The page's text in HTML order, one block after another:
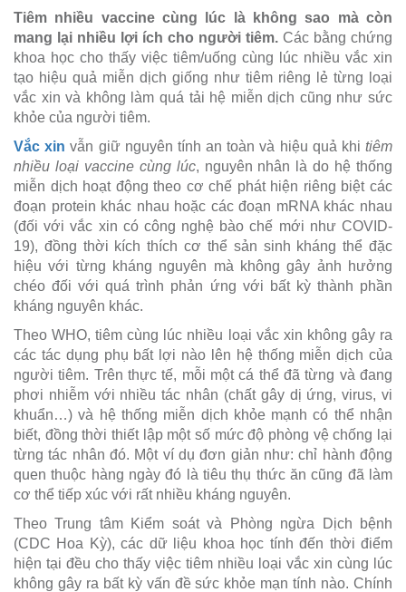
Tiêm nhiều vaccine cùng lúc là không sao mà còn
mang lại nhiều lợi ích cho người tiêm. Các bằng chứng
khoa học cho thấy việc tiêm/uống cùng lúc nhiều vắc xin
tạo hiệu quả miễn dịch giống như tiêm riêng lẻ từng loại
vắc xin và không làm quá tải hệ miễn dịch cũng như sức
khỏe của người tiêm.
Vắc xin vẫn giữ nguyên tính an toàn và hiệu quả khitiêm
nhiều loại vaccine cùng lúc, nguyên nhân là do hệ thống
miễn dịch hoạt động theo cơ chế phát hiện riêng biệt các
đoạn protein khác nhau hoặc các đoạn mRNA khác nhau
(đối với vắc xin có công nghệ bào chế mới như COVID-
19), đồng thời kích thích cơ thể sản sinh kháng thể đặc
hiệu với từng kháng nguyên mà không gây ảnh hưởng
chéo đối với quá trình phản ứng với bất kỳ thành phần
kháng nguyên khác.
Theo WHO, tiêm cùng lúc nhiều loại vắc xin không gây ra
các tác dụng phụ bất lợi nào lên hệ thống miễn dịch của
người tiêm. Trên thực tế, mỗi một cá thể đã từng và đang
phơi nhiễm với nhiều tác nhân (chất gây dị ứng, virus, vi
khuẩn…) và hệ thống miễn dịch khỏe mạnh có thể nhận
biết, đồng thời thiết lập một số mức độ phòng vệ chống lại
từng tác nhân đó. Một ví dụ đơn giản như: chỉ hành động
quen thuộc hàng ngày đó là tiêu thụ thức ăn cũng đã làm
cơ thể tiếp xúc với rất nhiều kháng nguyên.
Theo Trung tâm Kiểm soát và Phòng ngừa Dịch bệnh
(CDC Hoa Kỳ), các dữ liệu khoa học tính đến thời điểm
hiện tại đều cho thấy việc tiêm nhiều loại vắc xin cùng lúc
không gây ra bất kỳ vấn đề sức khỏe mạn tính nào. Chính